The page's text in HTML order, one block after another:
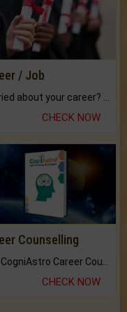
/ Job
CHECK NOW
Counselling
CHECK NOW